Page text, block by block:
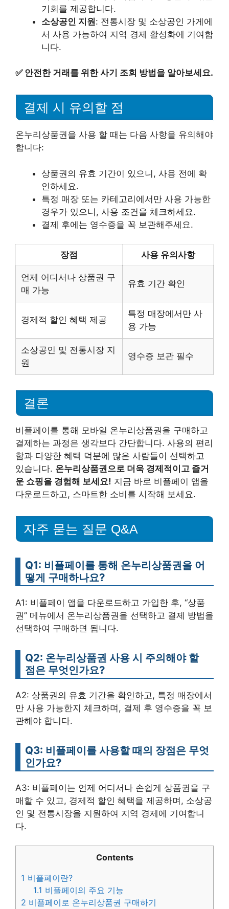
기회를 제공합니다.
소상공인 지원: 전통시장 및 소상공인 가게에
서 사용 가능하여 지역 경제 활성화에 기여합
니다.
✅ 안전한 거래를 위한 사기 조회 방법을 알아보세요.
결제 시 유의할 점
온누리상품권을 사용 할 때는 다음 사항을 유의해야
합니다:
상품권의 유효 기간이 있으니, 사용 전에 확
인하세요.
특정 매장 또는 카테고리에서만 사용 가능한
경우가 있으니, 사용 조건을 체크하세요.
결제 후에는 영수증을 꼭 보관해주세요.
장점 사용 유의사항
언제 어디서나 상품권 구
매 가능
유효 기간 확인
경제적 할인 혜택 제공
특정 매장에서만 사
용 가능
소상공인 및 전통시장 지
원
영수증 보관 필수
결론
비플페이를 통해 모바일 온누리상품권을 구매하고
결제하는 과정은 생각보다 간단합니다. 사용의 편리
함과 다양한 혜택 덕분에 많은 사람들이 선택하고
있습니다. 온누리상품권으로 더욱 경제적이고 즐거
운 쇼핑을 경험해 보세요! 지금 바로 비플페이 앱을
다운로드하고, 스마트한 소비를 시작해 보세요.
자주 묻는 질문 Q&A
Q1: 비플페이를 통해 온누리상품권을 어
떻게 구매하나요?
A1: 비플페이 앱을 다운로드하고 가입한 후, “상품
권” 메뉴에서 온누리상품권을 선택하고 결제 방법을
선택하여 구매하면 됩니다.
Q2: 온누리상품권 사용 시 주의해야 할
점은 무엇인가요?
A2: 상품권의 유효 기간을 확인하고, 특정 매장에서
만 사용 가능한지 체크하며, 결제 후 영수증을 꼭 보
관해야 합니다.
Q3: 비플페이를 사용할 때의 장점은 무엇
인가요?
A3: 비플페이는 언제 어디서나 손쉽게 상품권을 구
매할 수 있고, 경제적 할인 혜택을 제공하며, 소상공
인 및 전통시장을 지원하여 지역 경제에 기여합니
다.
Contents
1 비플페이란?
1.1 비플페이의 주요 기능
2 비플페이로 온누리상품권 구매하기